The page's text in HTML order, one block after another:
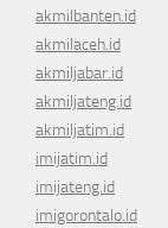
akmilbanten.id
akmilaceh.id
akmiljabar.id
akmiljateng.id
akmiljatim.id
imijatim.id
imijateng.id
imigorontalo.id